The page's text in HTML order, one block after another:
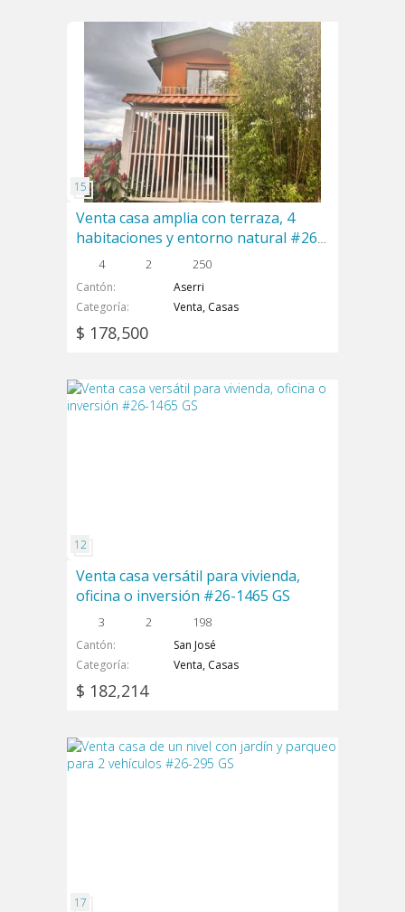
Venta casa amplia con terraza, 4
habitaciones y entorno natural #26-
844 GS
4 2 250
Cantón
Aserri
Categoría
Venta, Casas
$ 178,500
Venta casa versátil para vivienda,
oficina o inversión #26-1465 GS
3 2 198
Cantón
San José
Categoría
Venta, Casas
$ 182,214